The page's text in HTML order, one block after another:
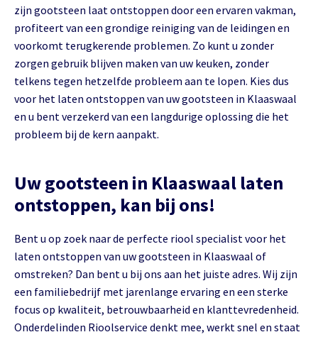
zijn gootsteen laat ontstoppen door een ervaren vakman,
profiteert van een grondige reiniging van de leidingen en
voorkomt terugkerende problemen. Zo kunt u zonder
zorgen gebruik blijven maken van uw keuken, zonder
telkens tegen hetzelfde probleem aan te lopen. Kies dus
voor het laten ontstoppen van uw gootsteen in Klaaswaal
en u bent verzekerd van een langdurige oplossing die het
probleem bij de kern aanpakt.
Uw gootsteen in Klaaswaal laten
ontstoppen, kan bij ons!
Bent u op zoek naar de perfecte riool specialist voor het
laten ontstoppen van uw gootsteen in Klaaswaal of
omstreken? Dan bent u bij ons aan het juiste adres. Wij zijn
een familiebedrijf met jarenlange ervaring en een sterke
focus op kwaliteit, betrouwbaarheid en klanttevredenheid.
Onderdelinden Rioolservice denkt mee, werkt snel en staat